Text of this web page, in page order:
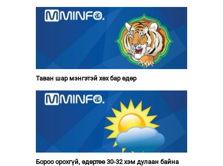
Таван шар мэнгэтэй хөх бар өдөр
Бороо орохгүй, өдөртөө 30-32 хэм дулаан байна